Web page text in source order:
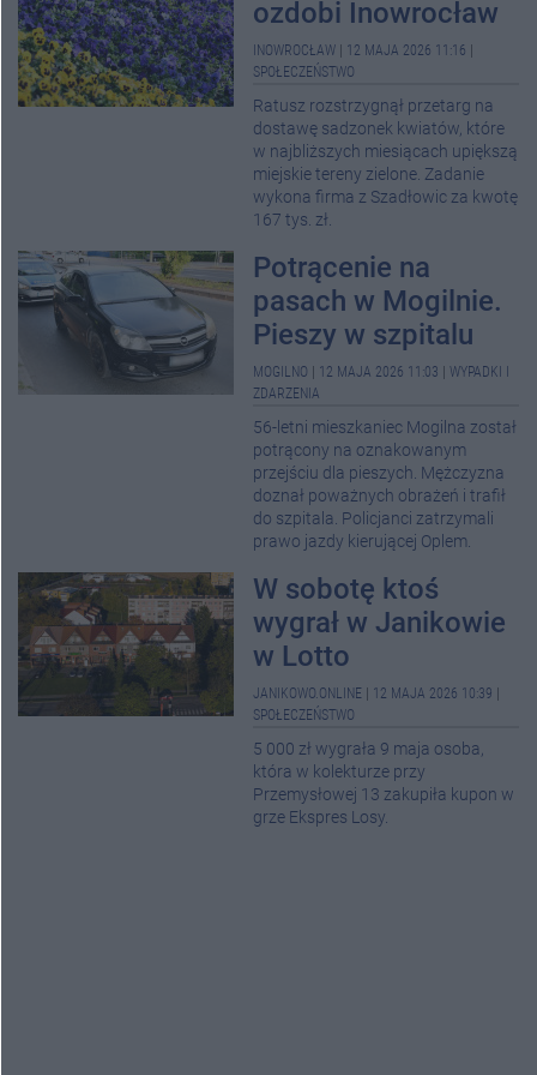
ozdobi Inowrocław
INOWROCŁAW 12 MAJA 2026 11:16
SPOŁECZEŃSTWO
Ratusz rozstrzygnął przetarg na
dostawę sadzonek kwiatów, które
w najbliższych miesiącach upiększą
miejskie tereny zielone. Zadanie
wykona firma z Szadłowic za kwotę
167 tys. zł.
Potrącenie na
pasach w Mogilnie.
Pieszy w szpitalu
MOGILNO 12 MAJA 2026 11:03
WYPADKI I
ZDARZENIA
56-letni mieszkaniec Mogilna został
potrącony na oznakowanym
przejściu dla pieszych. Mężczyzna
doznał poważnych obrażeń i trafił
do szpitala. Policjanci zatrzymali
prawo jazdy kierującej Oplem.
W sobotę ktoś
wygrał w Janikowie
w Lotto
JANIKOWO.ONLINE 12 MAJA 2026 10:39
SPOŁECZEŃSTWO
5 000 zł wygrała 9 maja osoba,
która w kolekturze przy
Przemysłowej 13 zakupiła kupon w
grze Ekspres Losy.